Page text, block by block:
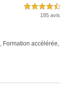
4,5 étoiles sur 5
185 avis
Formation accélérée